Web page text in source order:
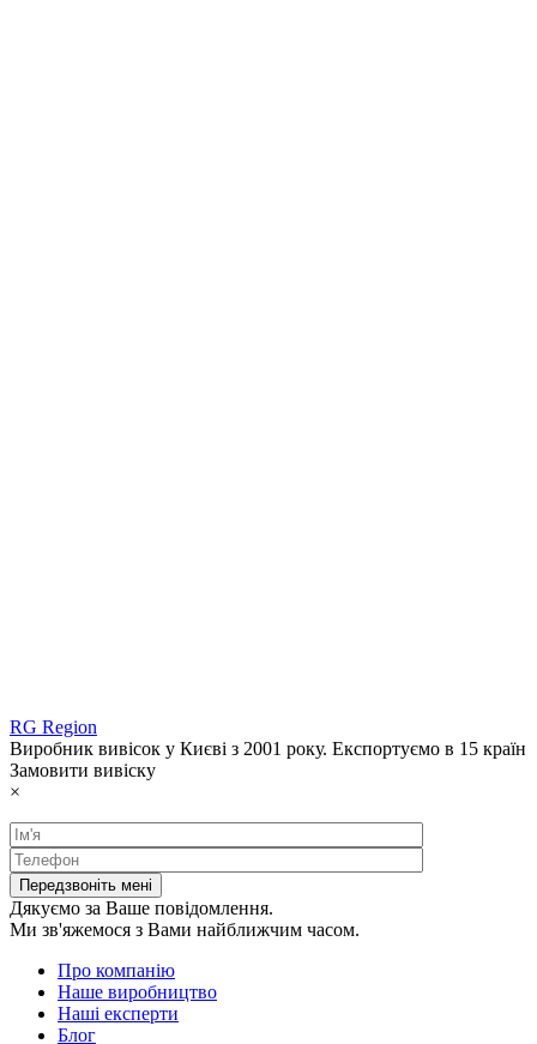
RG Region
Виробник вивісок у Києві з 2001 року. Експортуємо в 15 країн
Замовити вивіску
×
Дякуємо за Ваше повідомлення.
Ми зв'яжемося з Вами найближчим часом.
Про компанію
Наше виробництво
Наші експерти
Блог